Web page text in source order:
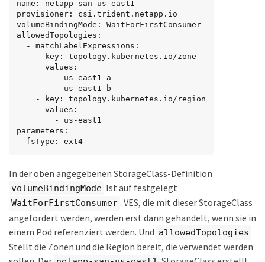
name: netapp-san-us-east1
provisioner: csi.trident.netapp.io
volumeBindingMode: WaitForFirstConsumer
allowedTopologies:
parameters:
  fsType: ext4
In der oben angegebenen StorageClass-Definition
volumeBindingMode Ist auf festgelegt
WaitForFirstConsumer . VES, die mit dieser StorageClass
angefordert werden, werden erst dann gehandelt, wenn sie in
einem Pod referenziert werden. Und allowedTopologies
Stellt die Zonen und die Region bereit, die verwendet werden